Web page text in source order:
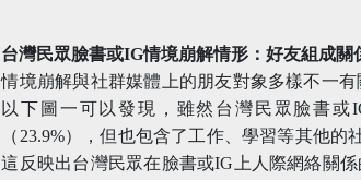
台灣民眾臉書或IG情境崩解情形：好友組成關
情境崩解與社群媒體上的朋友對象多樣不一
以下圖一可以發現，雖然台灣民眾臉書或
（23.9%），但也包含了工作、學習等其他的
這反映出台灣民眾在臉書或IG上人際網絡關